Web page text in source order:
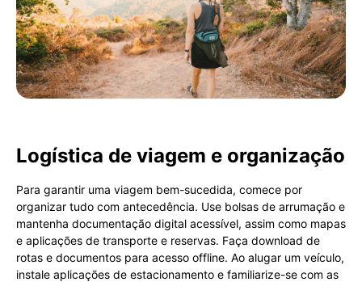
Logística de viagem e organização
Para garantir uma viagem bem-sucedida, comece por
organizar tudo com antecedência. Use bolsas de arrumação e
mantenha documentação digital acessível, assim como mapas
e aplicações de transporte e reservas. Faça download de
rotas e documentos para acesso offline. Ao alugar um veículo,
instale aplicações de estacionamento e familiarize-se com as